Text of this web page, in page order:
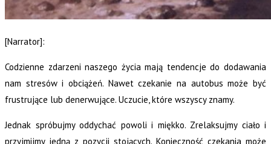
[Narrator]:
Codzienne zdarzeni naszego życia mają tendencje do dodawania
nam stresów i obciążeń. Nawet czekanie na autobus może być
frustrujące lub denerwujące. Uczucie, które wszyscy znamy.
Jednak spróbujmy oddychać powoli i miękko. Zrelaksujmy ciało i
przyjmijmy jedną z pozycji stojących. Konieczność czekania może